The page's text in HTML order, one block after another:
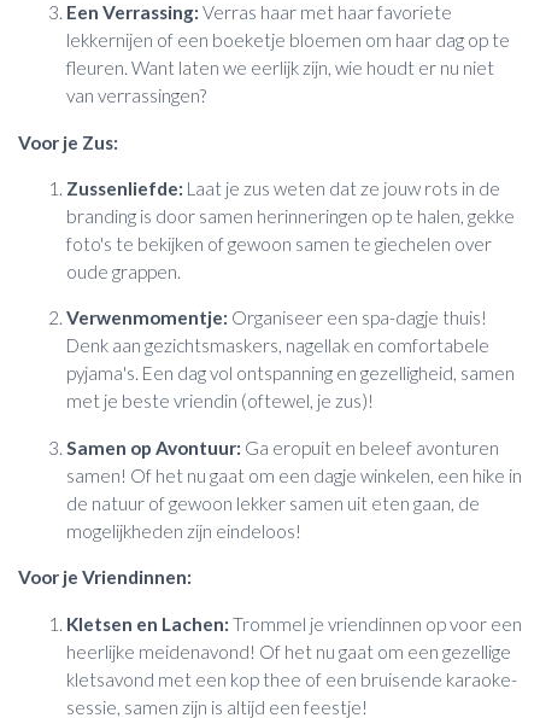
Een Verrassing: Verras haar met haar favoriete
lekkernijen of een boeketje bloemen om haar dag op te
fleuren. Want laten we eerlijk zijn, wie houdt er nu niet
van verrassingen?
Voor je Zus:
Zussenliefde: Laat je zus weten dat ze jouw rots in de
branding is door samen herinneringen op te halen, gekke
foto's te bekijken of gewoon samen te giechelen over
oude grappen.
Verwenmomentje: Organiseer een spa-dagje thuis!
Denk aan gezichtsmaskers, nagellak en comfortabele
pyjama's. Een dag vol ontspanning en gezelligheid, samen
met je beste vriendin (oftewel, je zus)!
Samen op Avontuur: Ga eropuit en beleef avonturen
samen! Of het nu gaat om een dagje winkelen, een hike in
de natuur of gewoon lekker samen uit eten gaan, de
mogelijkheden zijn eindeloos!
Voor je Vriendinnen:
Kletsen en Lachen: Trommel je vriendinnen op voor een
heerlijke meidenavond! Of het nu gaat om een gezellige
kletsavond met een kop thee of een bruisende karaoke-
sessie, samen zijn is altijd een feestje!